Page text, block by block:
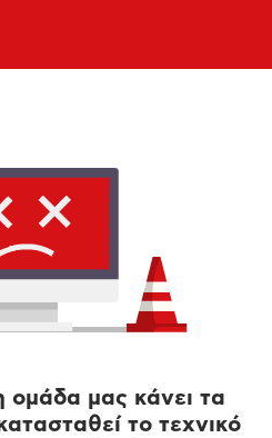
ομάδα μας κάνει τα
το τεχνικό